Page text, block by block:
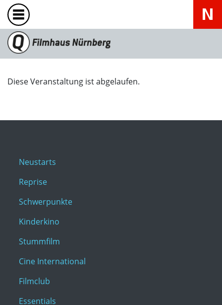
Diese Veranstaltung ist abgelaufen.
Neustarts
Reprise
Schwerpunkte
Kinderkino
Stummfilm
Cine International
Filmclub
Essentials